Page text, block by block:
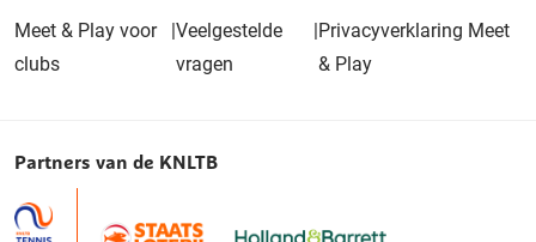
Meet & Play voor
clubs
|Veelgestelde
vragen
|Privacyverklaring Meet
& Play
Partners van de KNLTB